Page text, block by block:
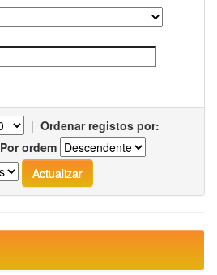
| Ordenar registos por:
Por ordem